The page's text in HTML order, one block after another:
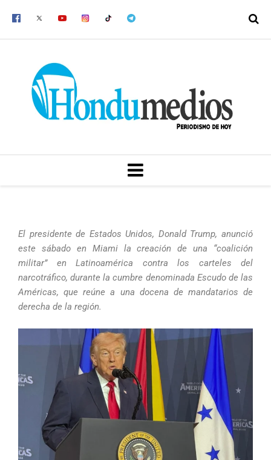
MENU
El presidente de Estados Unidos, Donald Trump, anunció
este sábado en Miami la creación de una “coalición
militar” en Latinoamérica contra los carteles del
narcotráfico, durante la cumbre denominada Escudo de las
Américas, que reúne a una docena de mandatarios de
derecha de la región.